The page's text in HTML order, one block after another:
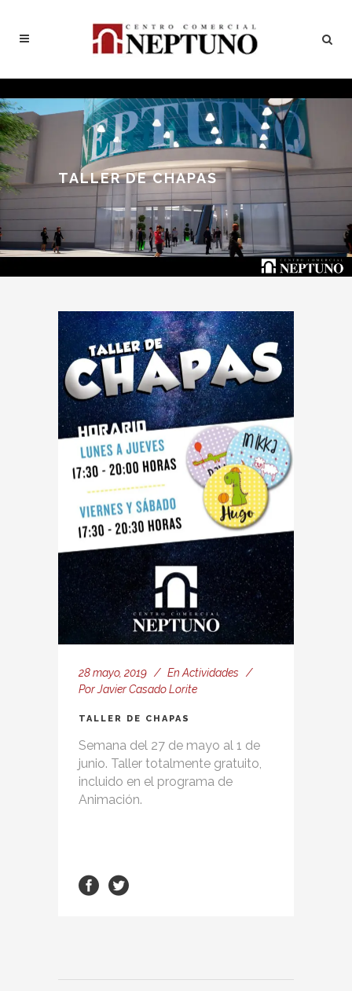
TALLER DE CHAPAS
28 mayo, 2019 En Actividades
PorJavier Casado Lorite
TALLER DE CHAPAS
Semana del 27 de mayo al 1 de
junio. Taller totalmente gratuito,
incluido en el programa de
Animación.